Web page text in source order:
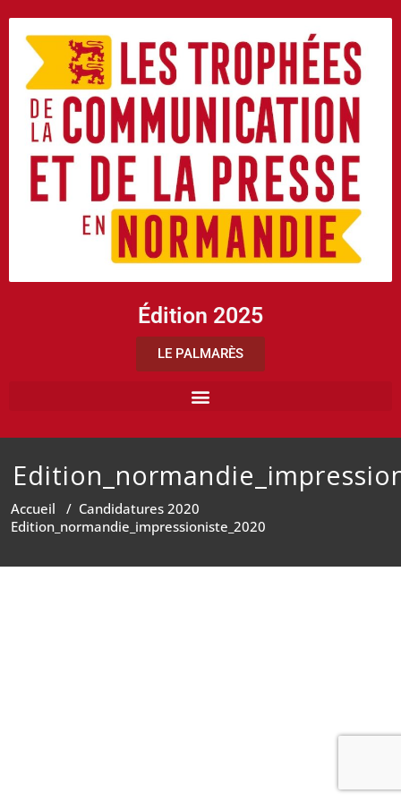
Édition 2025
LE PALMARÈS
Accueil / Candidatures 2020
Edition_normandie_impressioniste_2020